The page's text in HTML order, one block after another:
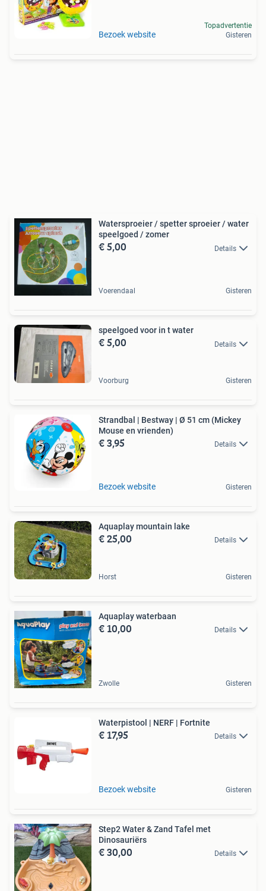
Bezoek website
Topadvertentie
Gisteren
Watersproeier / spetter sproeier / water
speelgoed / zomer
€ 5,00 Details
Voerendaal Gisteren
speelgoed voor in t water
€ 5,00 Details
Voorburg Gisteren
Strandbal | Bestway | Ø 51 cm (Mickey
Mouse en vrienden)
€ 3,95 Details
Bezoek website Gisteren
Aquaplay mountain lake
€ 25,00 Details
Horst Gisteren
Aquaplay waterbaan
€ 10,00 Details
Zwolle Gisteren
Waterpistool | NERF | Fortnite
€ 17,95 Details
Bezoek website Gisteren
Step2 Water & Zand Tafel met
Dinosauriërs
€ 30,00 Details